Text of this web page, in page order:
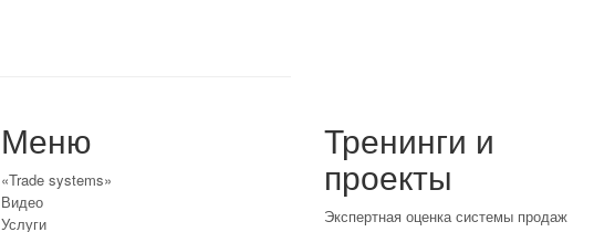
Меню
«Trade systems»
Видео
Услуги
Тренинги и
проекты
Экспертная оценка системы продаж